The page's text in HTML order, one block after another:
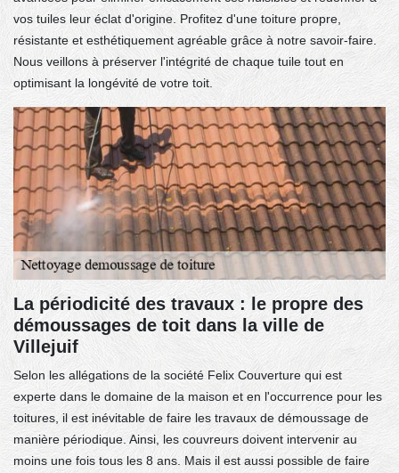
vos tuiles leur éclat d'origine. Profitez d'une toiture propre,
résistante et esthétiquement agréable grâce à notre savoir-faire.
Nous veillons à préserver l'intégrité de chaque tuile tout en
optimisant la longévité de votre toit.
La périodicité des travaux : le propre des
démoussages de toit dans la ville de
Villejuif
Selon les allégations de la société Felix Couverture qui est
experte dans le domaine de la maison et en l'occurrence pour les
toitures, il est inévitable de faire les travaux de démoussage de
manière périodique. Ainsi, les couvreurs doivent intervenir au
moins une fois tous les 8 ans. Mais il est aussi possible de faire